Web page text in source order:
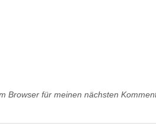
Browser für meinen nächsten